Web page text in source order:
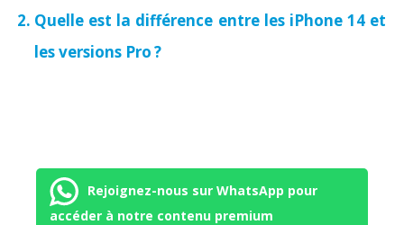
Quelle est la différence entre les iPhone 14 et
les versions Pro ?
Rejoignez-nous sur WhatsApp pour
accéder à notre contenu premium